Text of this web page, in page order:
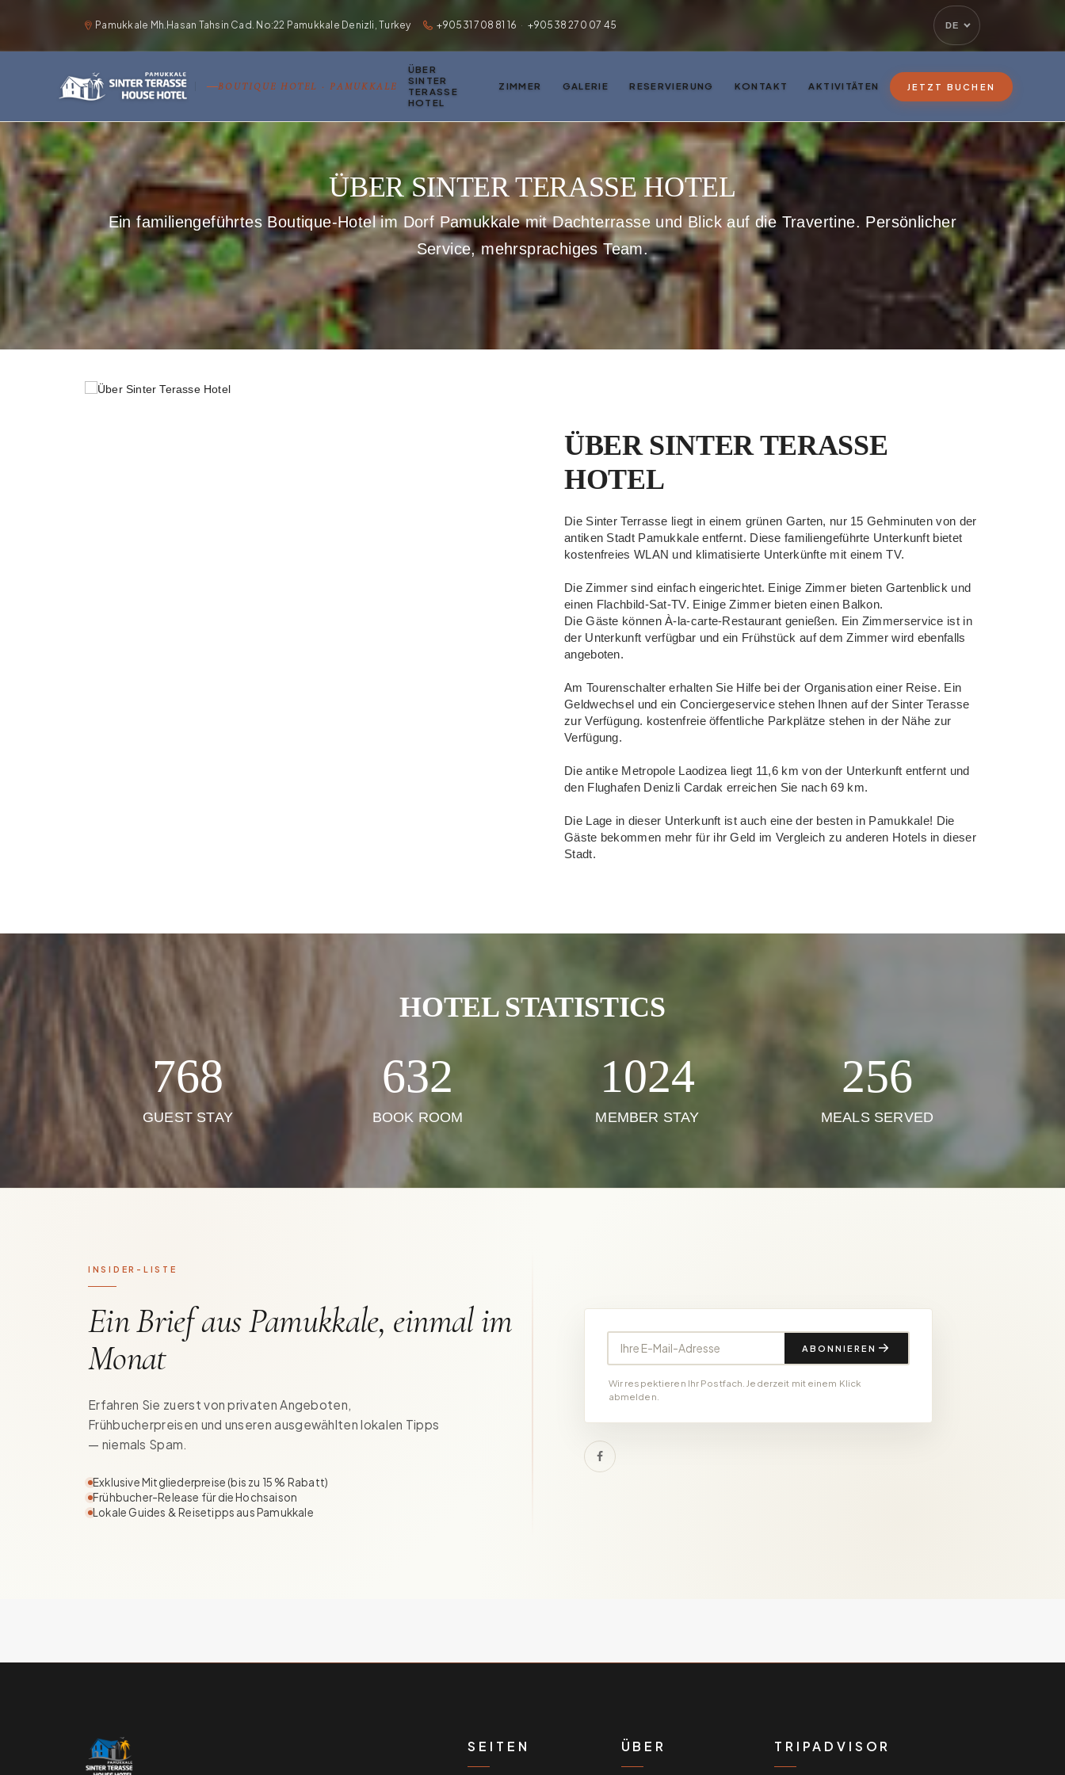
Pamukkale Mh.Hasan Tahsin Cad. No:22 Pamukkale Denizli, Turkey +90531 708 81 16 · +90538 270 07 45 DE
BOUTIQUE HOTEL · PAMUKKALE
ÜBER
SINTER
TERASSE
HOTEL
ZIMMER GALERIE RESERVIERUNG KONTAKT AKTIVITÄTEN JETZT BUCHEN
ÜBER SINTER TERASSE HOTEL
Ein familiengeführtes Boutique-Hotel im Dorf Pamukkale mit Dachterrasse und Blick auf die Travertine. Persönlicher
Service, mehrsprachiges Team.
ÜBER SINTER TERASSE
HOTEL
Die Sinter Terrasse liegt in einem grünen Garten, nur 15 Gehminuten von der
antiken Stadt Pamukkale entfernt. Diese familiengeführte Unterkunft bietet
kostenfreies WLAN und klimatisierte Unterkünfte mit einem TV.
Die Zimmer sind einfach eingerichtet. Einige Zimmer bieten Gartenblick und
einen Flachbild-Sat-TV. Einige Zimmer bieten einen Balkon.
Die Gäste können À-la-carte-Restaurant genießen. Ein Zimmerservice ist in
der Unterkunft verfügbar und ein Frühstück auf dem Zimmer wird ebenfalls
angeboten.
Am Tourenschalter erhalten Sie Hilfe bei der Organisation einer Reise. Ein
Geldwechsel und ein Conciergeservice stehen Ihnen auf der Sinter Terasse
zur Verfügung. kostenfreie öffentliche Parkplätze stehen in der Nähe zur
Verfügung.
Die antike Metropole Laodizea liegt 11,6 km von der Unterkunft entfernt und
den Flughafen Denizli Cardak erreichen Sie nach 69 km.
Die Lage in dieser Unterkunft ist auch eine der besten in Pamukkale! Die
Gäste bekommen mehr für ihr Geld im Vergleich zu anderen Hotels in dieser
Stadt.
HOTEL STATISTICS
768
GUEST STAY
632
BOOK ROOM
1024
MEMBER STAY
256
MEALS SERVED
INSIDER-LISTE
Ein Brief aus Pamukkale, einmal im
Monat
Erfahren Sie zuerst von privaten Angeboten,
Frühbucherpreisen und unseren ausgewählten lokalen Tipps
— niemals Spam.
Exklusive Mitgliederpreise (bis zu 15 % Rabatt)
Frühbucher-Release für die Hochsaison
Lokale Guides & Reisetipps aus Pamukkale
ABONNIEREN
Wir respektieren Ihr Postfach. Jederzeit mit einem Klick
abmelden.
SEITEN ÜBER TRIPADVISOR